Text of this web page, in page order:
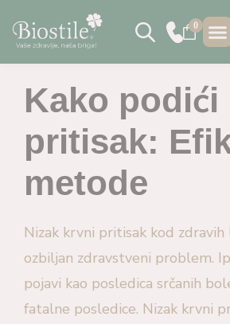
0
Kako podići
pritisak:
metode
Nizak krvni pritisak kod
ozbiljan zdravstveni problem.
pojavi kao posledica srčanih
fatalne posledice. Nizak krvni